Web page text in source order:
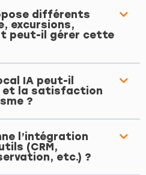
différents
excursions,
peut-il gérer cette
IA peut-il
et la satisfaction
?
l’intégration
(CRM,
etc.) ?